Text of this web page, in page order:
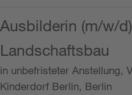
Ausbilderin (m/w/
Landschaftsbau
in unbefristeter Anstellung,
Kinderdorf Berlin, Berlin